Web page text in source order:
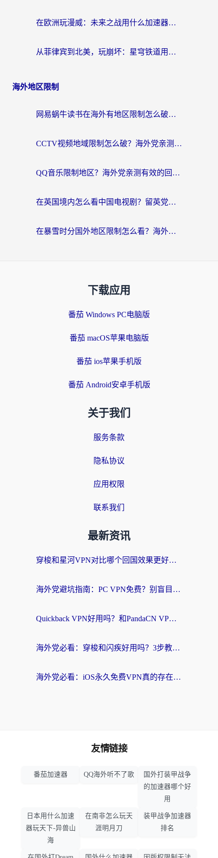
在欧洲玩漫威：未来之战用什么加速器最好用？老玩家亲测避坑指南
从菲律宾到北美，玩崩坏：星穹铁道用什么加速器好？我试过5款后选了它
海外地区限制
网易蜗牛读书在海外有地区限制怎么破解？3个实用方案帮你畅读无阻（附缅甸美国使用技巧）
CCTV视频地域限制怎么破？海外党亲测有效的回国加速解决方案
QQ音乐限制地区？海外党亲测有效的回国加速器选择指南（附听书音乐全攻略）
在英国境内怎么看中国电视剧？留英党亲测有效的追剧自由指南
在暴雪时分国外地区限制怎么看？海外党亲测有效的回国加速指南
下载应用
番茄 Windows PC电脑版
番茄 macOS苹果电脑版
番茄 ios苹果手机版
番茄 Android安卓手机版
关于我们
服务条款
隐私协议
应用权限
联系我们
最新资讯
穿梭和星河VPN对比哪个回国效果更好？海外党亲测5款加速器的无缝访问指南
海外党避坑指南：PC VPN免费？别盲目！教你选对回国加速器无缝刷国内资源
Quickback VPN好用吗？和PandaCN VPN对比哪个回国效果更好？海外党必看的真实体验指南
海外党必看：穿梭和闪疾好用吗？3步教你选对回国加速器，无缝刷剧玩Steam
海外党必看：iOS永久免费VPN真的存在吗？教你选对回国加速器无缝刷国内资源
友情链接
番茄加速器 QQ海外听不了歌
国外打装甲战争
的加速器哪个好
用
日本用什么加速
器玩天下-异兽山
海
在南非怎么玩天
涯明月刀
装甲战争加速器
排名